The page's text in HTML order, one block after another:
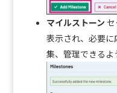
マイルストーン
表示され、必要
集、管理できるよ